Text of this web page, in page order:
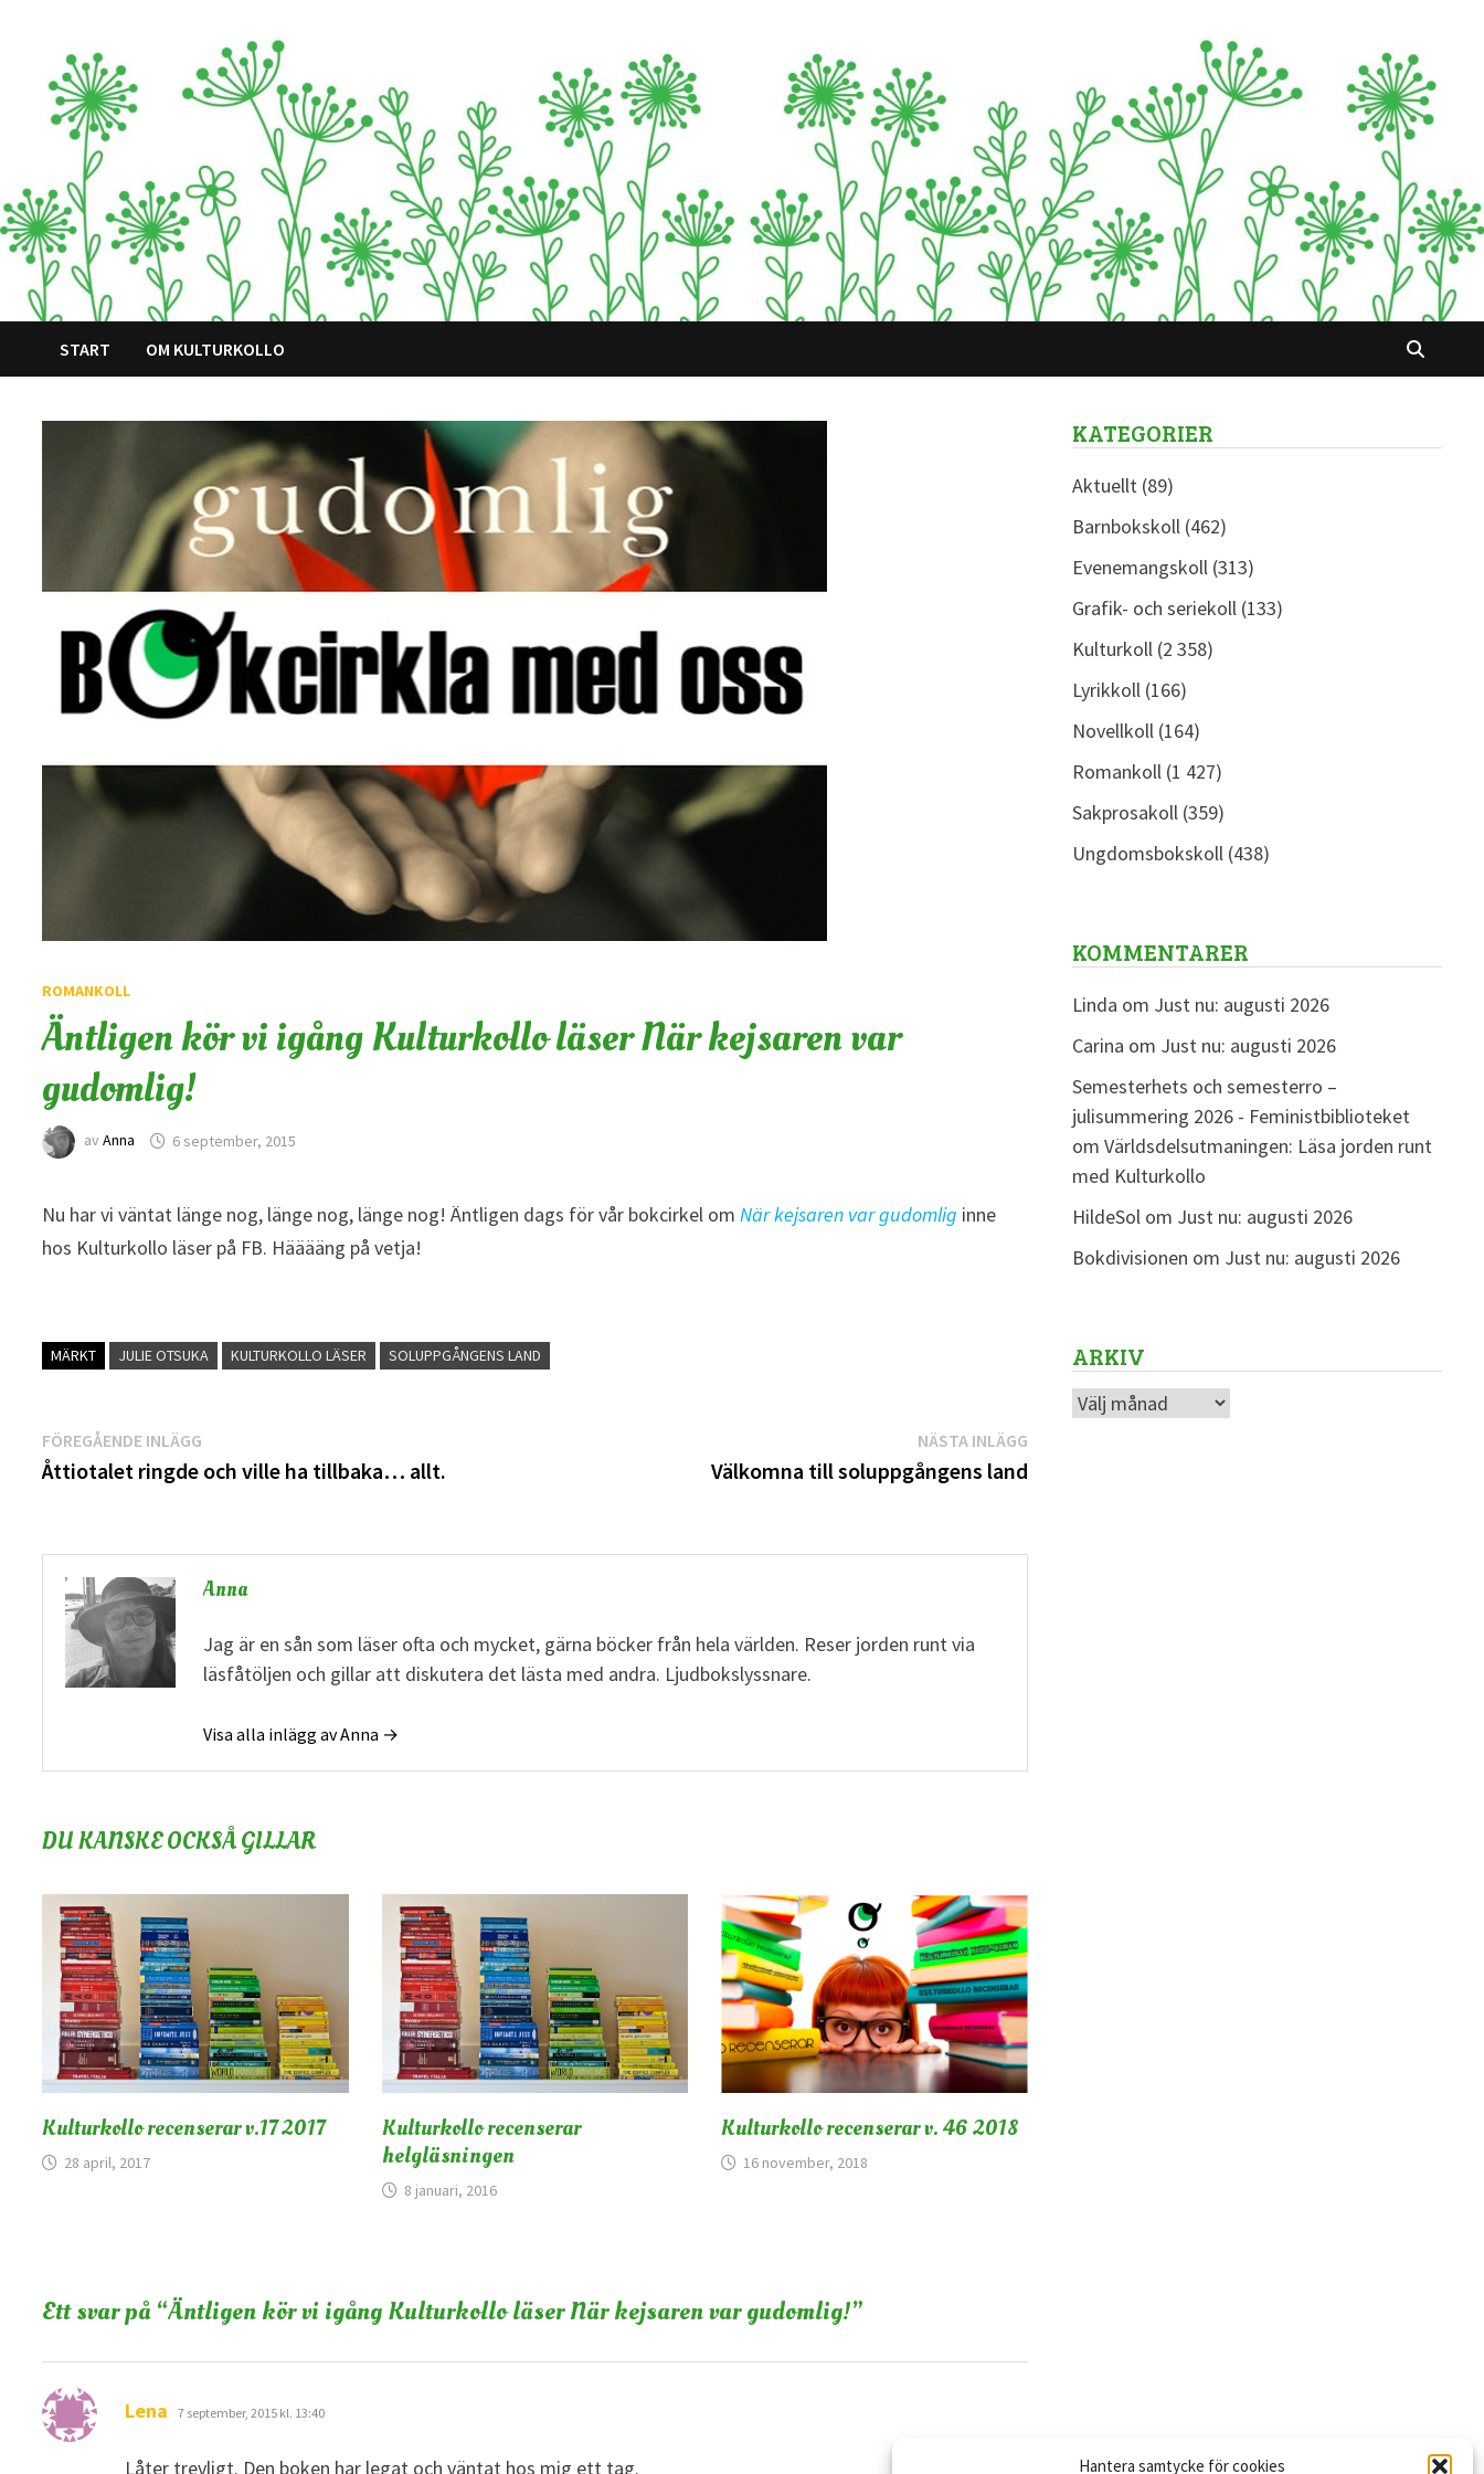
Hantera samtycke för cookies
START OM KULTURKOLLO
ROMANKOLL
Äntligen kör vi igång Kulturkollo läser När kejsaren var
gudomlig!
avAnna 6 september, 2015
Nu har vi väntat länge nog, länge nog, länge nog! Äntligen dags för vår bokcirkel om När kejsaren var gudomlig inne
hos Kulturkollo läser på FB. Hääääng på vetja!
MÄRKT JULIE OTSUKA KULTURKOLLO LÄSER SOLUPPGÅNGENS LAND
Inläggsnavigering
FÖREGÅENDE INLÄGG
inlägg:
Åttiotalet ringde och ville ha tillbaka… allt.
NÄSTA INLÄGGNästa
inlägg:
Välkomna till soluppgångens land
Anna
Jag är en sån som läser ofta och mycket, gärna böcker från hela världen. Reser jorden runt via
läsfåtöljen och gillar att diskutera det lästa med andra. Ljudbokslyssnare.
Visa alla inlägg av Anna →
DU KANSKE OCKSÅ GILLAR
Kulturkollo recenserar v.17 2017
28 april, 2017
Kulturkollo recenserar
helgläsningen
8 januari, 2016
Kulturkollo recenserar v. 46 2018
16 november, 2018
Ett svar på “Äntligen kör vi igång Kulturkollo läser När kejsaren var gudomlig!”
Lena skriver:
7 september, 2015 kl. 13:40
Låter trevligt. Den boken har legat och väntat hos mig ett tag.
KATEGORIER
Aktuellt(89)
Barnbokskoll(462)
Evenemangskoll(313)
Grafik- och seriekoll(133)
Kulturkoll(2 358)
Lyrikkoll(166)
Novellkoll(164)
Romankoll(1 427)
Sakprosakoll(359)
Ungdomsbokskoll(438)
KOMMENTARER
Linda om Just nu: augusti 2026
Carina om Just nu: augusti 2026
Semesterhets och semesterro –
julisummering 2026 - Feministbiblioteket
om Världsdelsutmaningen: Läsa jorden runt
med Kulturkollo
HildeSolom Just nu: augusti 2026
Bokdivisionen om Just nu: augusti 2026
ARKIV
Arkiv